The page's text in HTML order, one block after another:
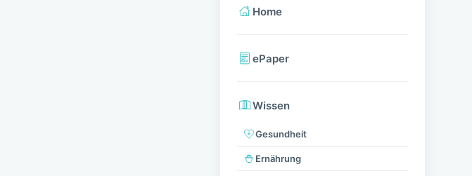
Home
ePaper
Wissen
Gesundheit
Ernährung